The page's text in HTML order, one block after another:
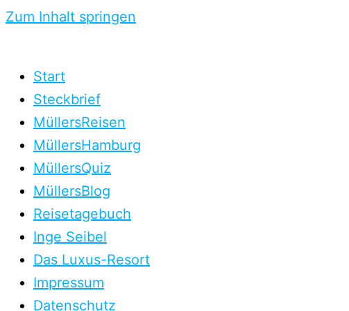
Zum Inhalt springen
Start
Steckbrief
MüllersReisen
MüllersHamburg
MüllersQuiz
MüllersBlog
Reisetagebuch
Inge Seibel
Das Luxus-Resort
Impressum
Datenschutz